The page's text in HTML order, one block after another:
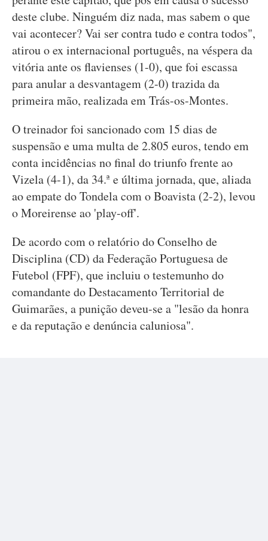
deste clube. Ninguém diz nada, mas sabem o que
vai acontecer? Vai ser contra tudo e contra todos",
atirou o ex internacional português, na véspera da
vitória ante os flavienses (1-0), que foi escassa
para anular a desvantagem (2-0) trazida da
primeira mão, realizada em Trás-os-Montes.
O treinador foi sancionado com 15 dias de
suspensão e uma multa de 2.805 euros, tendo em
conta incidências no final do triunfo frente ao
Vizela (4-1), da 34.ª e última jornada, que, aliada
ao empate do Tondela com o Boavista (2-2), levou
o Moreirense ao 'play-off'.
De acordo com o relatório do Conselho de
Disciplina (CD) da Federação Portuguesa de
Futebol (FPF), que incluiu o testemunho do
comandante do Destacamento Territorial de
Guimarães, a punição deveu-se a "lesão da honra
e da reputação e denúncia caluniosa".